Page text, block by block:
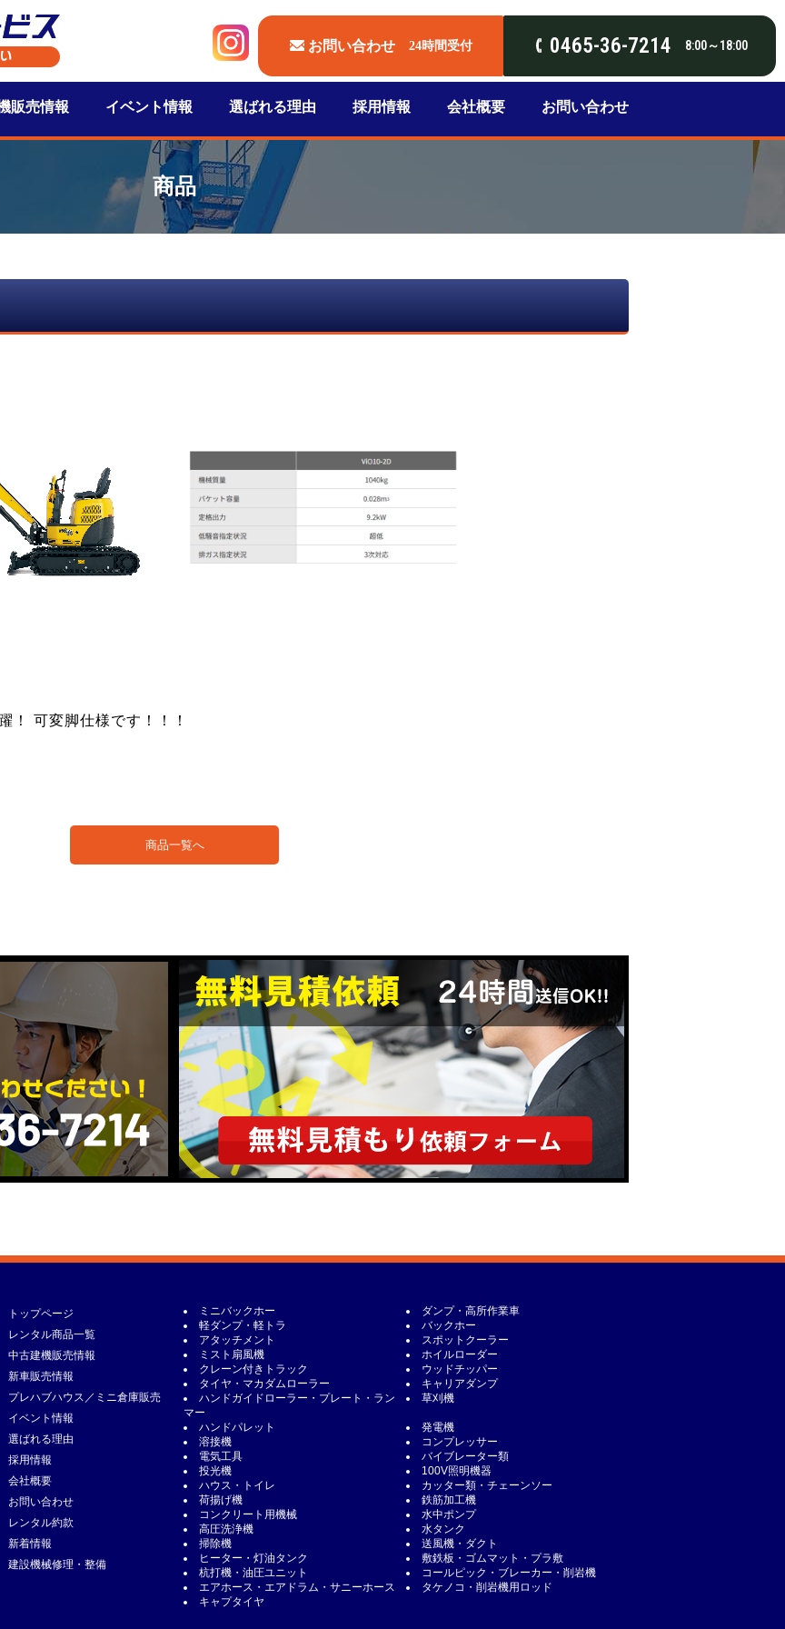
お問い合わせ 24時間受付 0465-36-7214 8:00～18:00
販売情報 イベント情報 選ばれる理由 採用情報 会社概要 お問い合わせ
商品
！ 可変脚仕様です！！！
商品一覧へ
トップページ
レンタル商品一覧
中古建機販売情報
新車販売情報
プレハブハウス／ミニ倉庫販売
イベント情報
選ばれる理由
採用情報
会社概要
お問い合わせ
レンタル約款
新着情報
建設機械修理・整備
ミニバックホー
ダンプ・高所作業車
軽ダンプ・軽トラ
バックホー
アタッチメント
スポットクーラー
ミスト扇風機
ホイルローダー
クレーン付きトラック
ウッドチッパー
タイヤ・マカダムローラー
キャリアダンプ
ハンドガイドローラー・プレート・ラン
マー
草刈機
ハンドパレット
発電機
溶接機
コンプレッサー
電気工具
バイブレーター類
投光機
100V照明機器
ハウス・トイレ
カッター類・チェーンソー
荷揚げ機
鉄筋加工機
コンクリート用機械
水中ポンプ
高圧洗浄機
水タンク
掃除機
送風機・ダクト
ヒーター・灯油タンク
敷鉄板・ゴムマット・プラ敷
杭打機・油圧ユニット
コールピック・ブレーカー・削岩機
エアホース・エアドラム・サニーホース
タケノコ・削岩機用ロッド
キャプタイヤ